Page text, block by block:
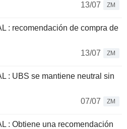
13/07
ZM
: recomendación de compra de
13/07
ZM
: UBS se mantiene neutral sin
07/07
ZM
: Obtiene una recomendación